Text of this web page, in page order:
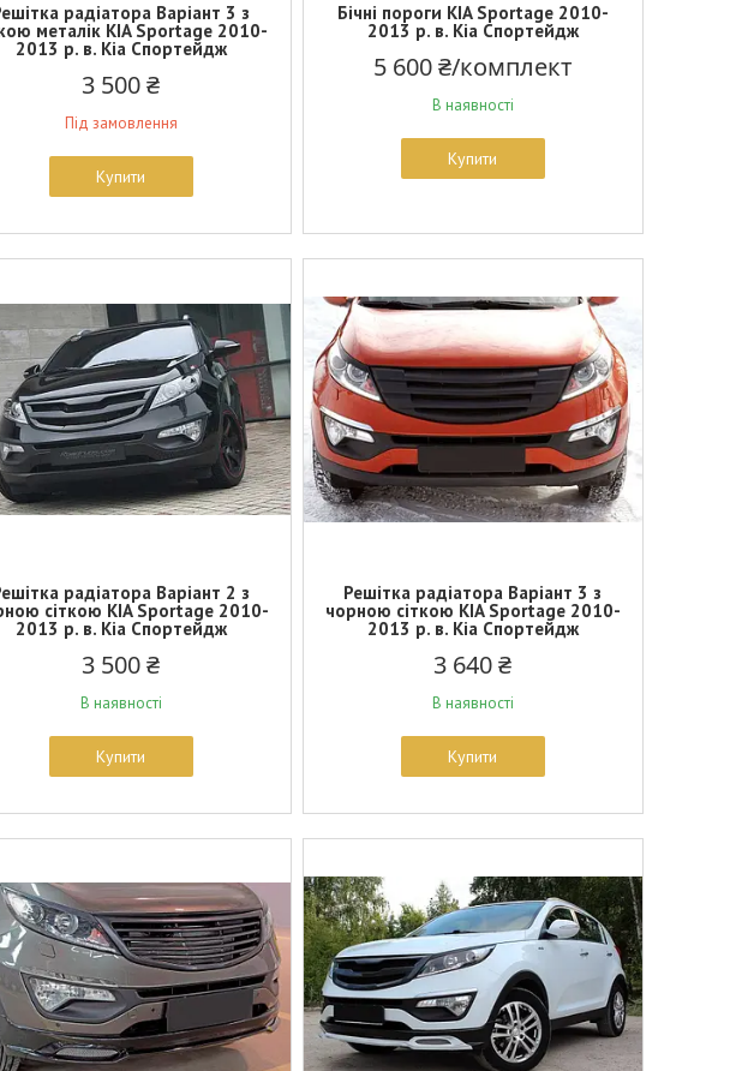
радіатора Варіант 3 з
металік KIA Sportage 2010-
2013 р. в. Кіа Спортейдж
3 500 ₴
Під замовлення
Купити
Бічні пороги KIA Sportage 2010-
2013 р. в. Кіа Спортейдж
5 600 ₴/комплект
В наявності
Купити
радіатора Варіант 2 з
сіткою KIA Sportage 2010-
2013 р. в. Кіа Спортейдж
3 500 ₴
В наявності
Купити
Решітка радіатора Варіант 3 з
чорною сіткою KIA Sportage 2010-
2013 р. в. Кіа Спортейдж
3 640 ₴
В наявності
Купити